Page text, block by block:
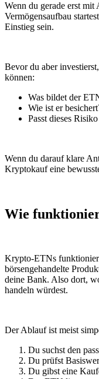
Wenn du gerade erst
Vermögensaufbau
Einstieg sein.
Bevor du aber
können:
Was bildet der
Wie ist er
Passt dieses
Wenn du darauf klare
Kryptokauf eine
Wie
Krypto-ETNs
börsengehandelte
deine Bank. Also dort,
handeln würdest.
Der Ablauf ist meist
Du suchst den
Du prüfst
Du gibst eine